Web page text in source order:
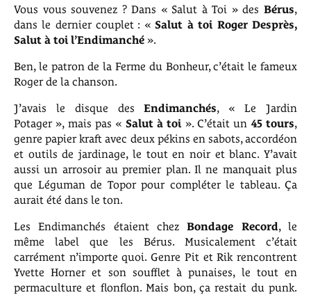
Vous vous souvenez ? Dans « Salut à Toi » des Bérus,
dans le dernier couplet : « Salut à toi Roger Desprès,
Salut à toi l’Endimanché ».
Ben, le patron de la Ferme du Bonheur, c’était le fameux
Roger de la chanson.
J’avais le disque desEndimanchés, « Le Jardin
Potager », mais pas « Salut à toi ». C’était un 45 tours,
genre papier kraft avec deux pékins en sabots, accordéon
et outils de jardinage, le tout en noir et blanc. Y’avait
aussi un arrosoir au premier plan. Il ne manquait plus
que Léguman de Topor pour compléter le tableau. Ça
aurait été dans le ton.
Les Endimanchés étaient chezBondage Record, le
même label que les Bérus. Musicalement c’était
carrément n’importe quoi. Genre Pit et Rik rencontrent
Yvette Horner et son soufflet à punaises, le tout en
permaculture et flonflon. Mais bon, ça restait du punk.